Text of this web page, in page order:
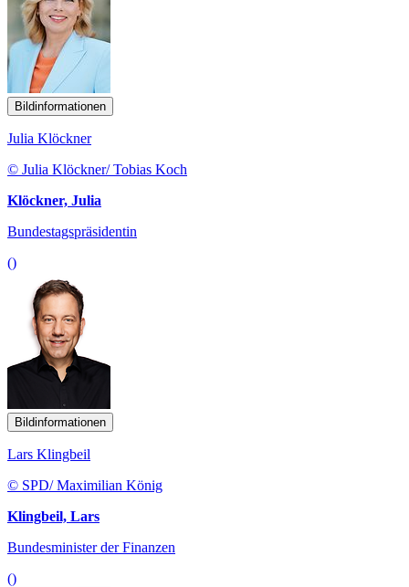
Bildinformationen
Julia Klöckner
© Julia Klöckner/ Tobias Koch
Klöckner, Julia
Bundestagspräsidentin
()
Bildinformationen
Lars Klingbeil
© SPD/ Maximilian König
Klingbeil, Lars
Bundesminister der Finanzen
()